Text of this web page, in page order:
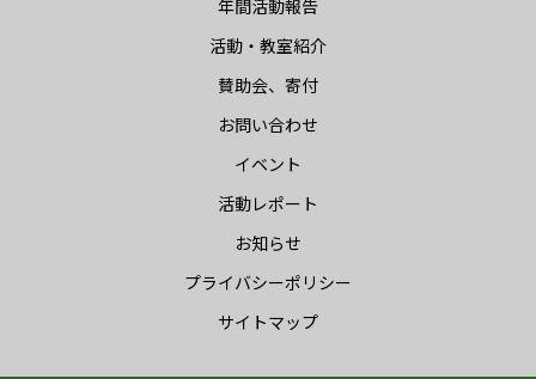
年間活動報告
活動・教室紹介
賛助会、寄付
お問い合わせ
イベント
活動レポート
お知らせ
プライバシーポリシー
サイトマップ